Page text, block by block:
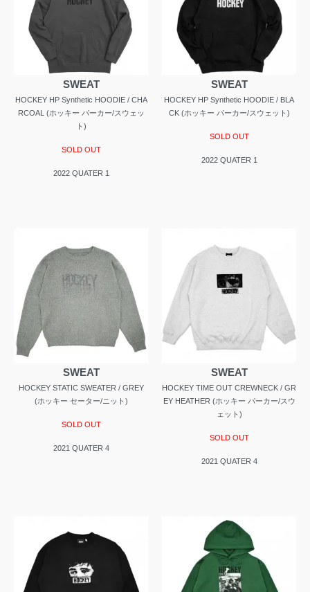
SWEAT
HOCKEY HP Synthetic HOODIE / CHA
RCOAL (ホッキー パーカー/スウェッ
ト)
SOLD OUT
2022 QUATER 1
SWEAT
HOCKEY HP Synthetic HOODIE / BLA
CK (ホッキー パーカー/スウェット)
SOLD OUT
2022 QUATER 1
SWEAT
HOCKEY STATIC SWEATER / GREY
(ホッキー セーター/ニット)
SOLD OUT
2021 QUATER 4
SWEAT
HOCKEY TIME OUT CREWNECK / GR
EY HEATHER (ホッキー パーカー/スウ
ェット)
SOLD OUT
2021 QUATER 4